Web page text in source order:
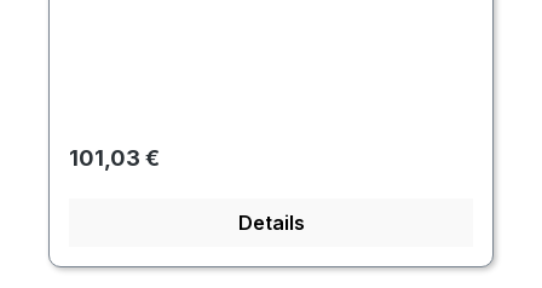
Regulärer Preis:
101,03 €
Details